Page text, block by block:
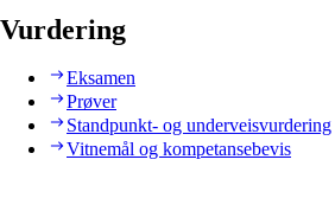
Vurdering
Eksamen
Prøver
Standpunkt- og underveisvurdering
Vitnemål og kompetansebevis